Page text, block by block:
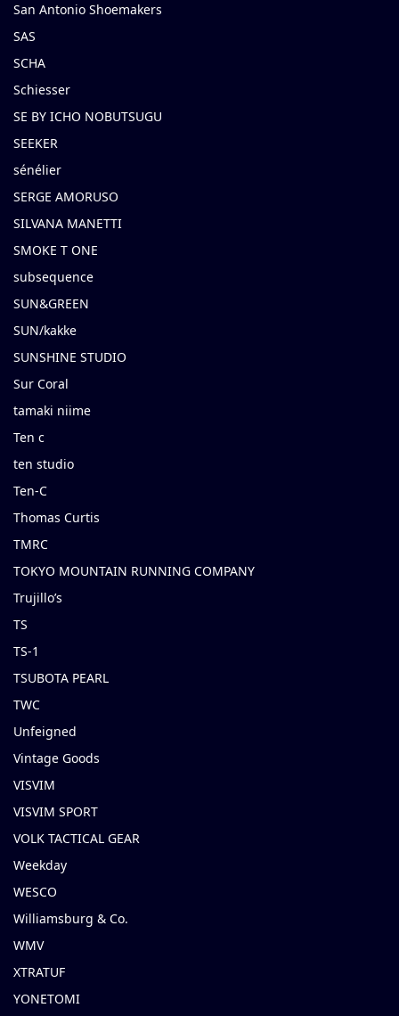
San Antonio Shoemakers
SAS
SCHA
Schiesser
SE BY ICHO NOBUTSUGU
SEEKER
sénélier
SERGE AMORUSO
SILVANA MANETTI
SMOKE T ONE
subsequence
SUN&GREEN
SUN/kakke
SUNSHINE STUDIO
Sur Coral
tamaki niime
Ten c
ten studio
Ten-C
Thomas Curtis
TMRC
TOKYO MOUNTAIN RUNNING COMPANY
Trujillo’s
TS
TS-1
TSUBOTA PEARL
TWC
Unfeigned
Vintage Goods
VISVIM
VISVIM SPORT
VOLK TACTICAL GEAR
Weekday
WESCO
Williamsburg & Co.
WMV
XTRATUF
YONETOMI